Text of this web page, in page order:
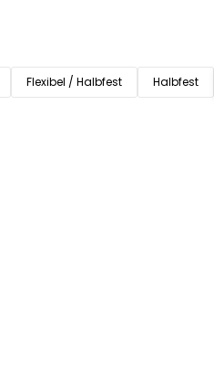
Flexibel / Halbfest Halbfest